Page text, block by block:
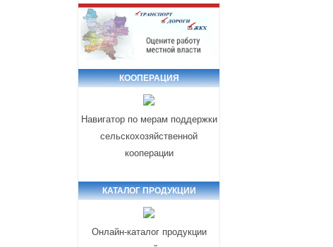
КООПЕРАЦИЯ
Навигатор по мерам поддержки
сельскохозяйственной
кооперации
КАТАЛОГ ПРОДУКЦИИ
Онлайн-каталог продукции